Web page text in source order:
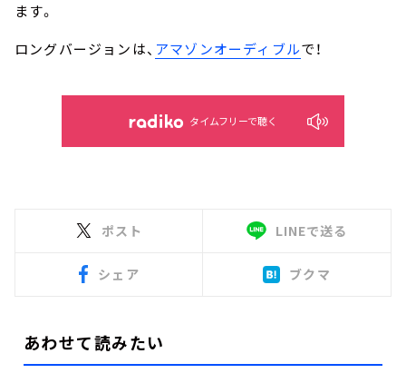
ます。
ロングバージョンは、 アマゾンオーディブルで！
タイムフリーで聴く
ポスト LINEで送る
シェア ブクマ
あわせて読みたい